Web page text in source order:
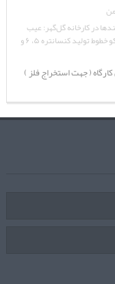
در کارخانه گل‌گهر: عیب
یابی فرآیندی سلول‌های فلوتاسیون ومکو خطوط تولید کنسانتره ۵، ۶ و
( جهت استخراج فلز )